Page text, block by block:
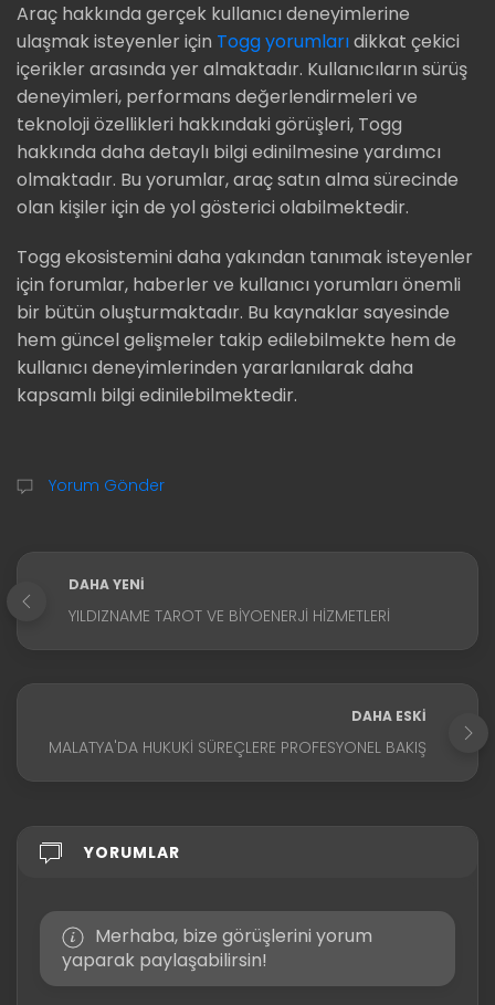
Araç hakkında gerçek kullanıcı deneyimlerine
ulaşmak isteyenler için Togg yorumlarıdikkat çekici
içerikler arasında yer almaktadır. Kullanıcıların sürüş
deneyimleri, performans değerlendirmeleri ve
teknoloji özellikleri hakkındaki görüşleri, Togg
hakkında daha detaylı bilgi edinilmesine yardımcı
olmaktadır. Bu yorumlar, araç satın alma sürecinde
olan kişiler için de yol gösterici olabilmektedir.
Togg ekosistemini daha yakından tanımak isteyenler
için forumlar, haberler ve kullanıcı yorumları önemli
bir bütün oluşturmaktadır. Bu kaynaklar sayesinde
hem güncel gelişmeler takip edilebilmekte hem de
kullanıcı deneyimlerinden yararlanılarak daha
kapsamlı bilgi edinilebilmektedir.
Yorum Gönder
DAHA YENI
YILDIZNAME TAROT VE BIYOENERJI HIZMETLERI
DAHA ESKI
MALATYA'DA HUKUKI SÜREÇLERE PROFESYONEL BAKIŞ
YORUMLAR
Merhaba, bize görüşlerini yorum
yaparak paylaşabilirsin!